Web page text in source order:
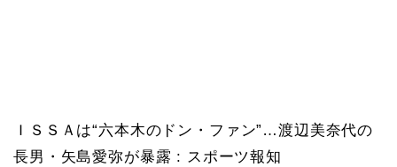
ＩＳＳＡは“六本木のドン・ファン”…渡辺美奈代の
長男・矢島愛弥が暴露 : スポーツ報知